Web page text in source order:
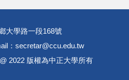
大學路一段168號
：secretar@ccu.edu.tw
2022 版權為中正大學所有